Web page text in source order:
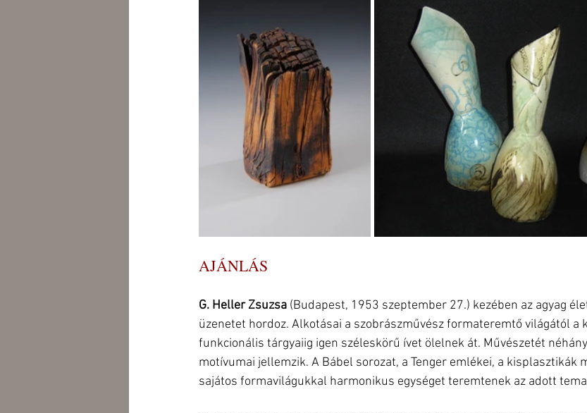
AJÁNLÁS
G. Heller Zsuzsa (Budapest, 1953 szeptember 27.) kezében az agyag
üzenetet hordoz. Alkotásai a szobrászművész formateremtő világától a
funkcionális tárgyaiig igen széleskörű ívet ölelnek át. Művészetét
motívumai jellemzik. A Bábel sorozat, a Tenger emlékei, a kisplasztikák
sajátos formavilágukkal harmonikus egységet teremtenek az adott